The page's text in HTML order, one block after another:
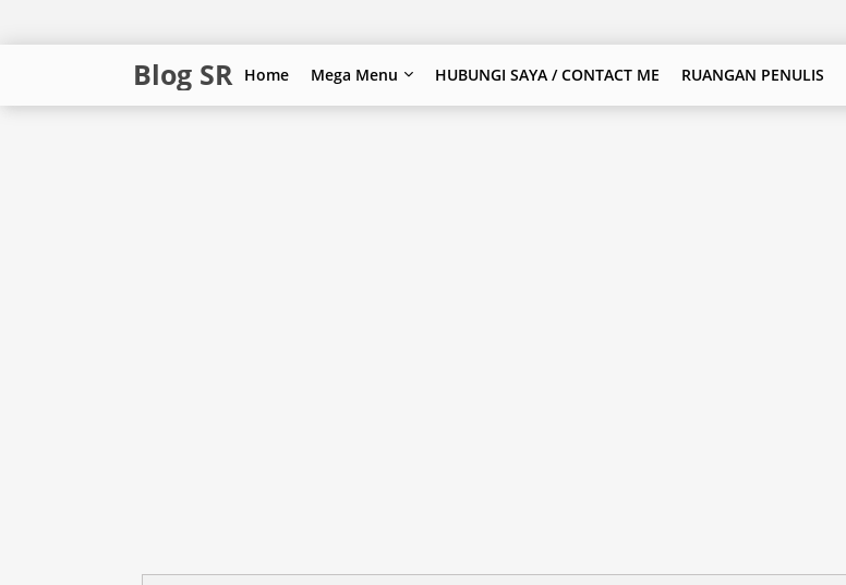
Blog SR Home Mega Menu HUBUNGI SAYA / CONTACT ME RUANGAN PENULIS